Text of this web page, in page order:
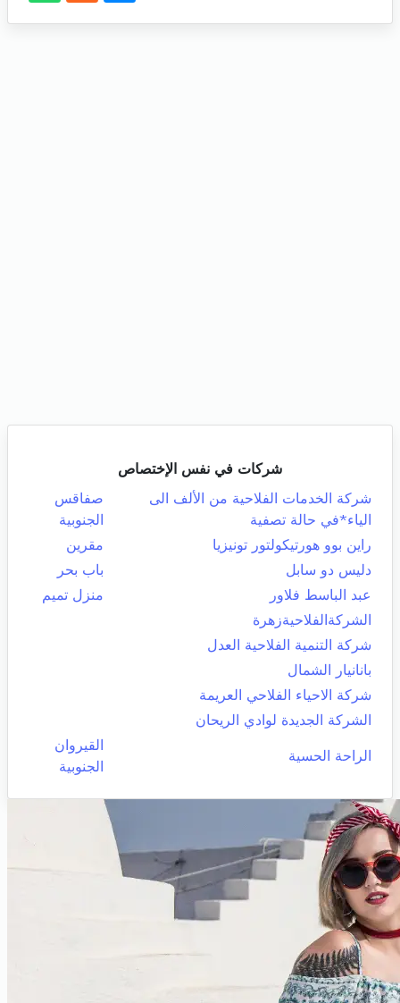
شركات في نفس الإختصاص
شركة الخدمات الفلاحية من الألف الى
الياء*في حالة تصفية
صفاقس
الجنوبية
راين بوو هورتيكولتور تونيزيا
مقرين
دليس دو سابل
باب بحر
عبد الباسط فلاور
منزل تميم
الشركةالفلاحيةزهرة
شركة التنمية الفلاحية العدل
بانانيار الشمال
شركة الاحياء الفلاحي العريمة
الشركة الجديدة لوادي الريحان
الراحة الحسية
القيروان
الجنوبية